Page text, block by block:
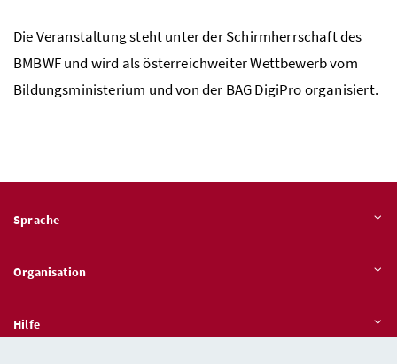
Die Veranstaltung steht unter der Schirmherrschaft des
BMBWFund wird als österreichweiter Wettbewerb vom
Bildungsministerium und von der BAGDigiPro organisiert.
Sprache
Organisation
Hilfe